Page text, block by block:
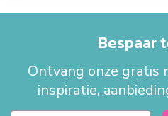
Bespaar
Ontvang onze gratis
inspiratie,